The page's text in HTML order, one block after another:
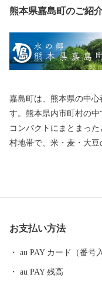
熊本県嘉島町のご紹
嘉島町は、熊本県の中
す。熊本県内市町村の
コンパクトにまとまっ
村地帯で、米・麦・大
されています。また、
お支払い方法
au PAY カード（番号
au PAY 残高